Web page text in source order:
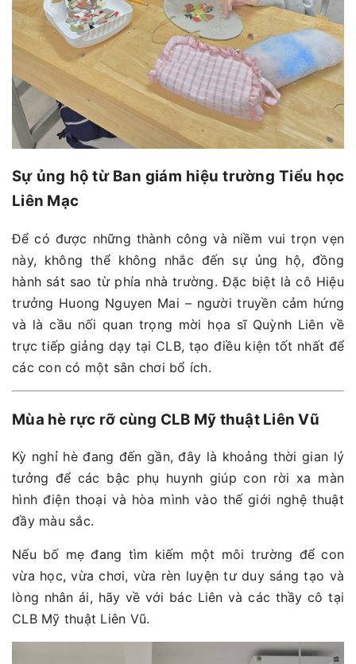
Sự ủng hộ từ Ban giám hiệu trường Tiểu học
Liên Mạc
Để có được những thành công và niềm vui trọn vẹn
này, không thể không nhắc đến sự ủng hộ, đồng
hành sát sao từ phía nhà trường. Đặc biệt là cô Hiệu
trưởng Huong Nguyen Mai – người truyền cảm hứng
và là cầu nối quan trọng mời họa sĩ Quỳnh Liên về
trực tiếp giảng dạy tại CLB, tạo điều kiện tốt nhất để
các con có một sân chơi bổ ích.
Mùa hè rực rỡ cùng CLB Mỹ thuật Liên Vũ
Kỳ nghỉ hè đang đến gần, đây là khoảng thời gian lý
tưởng để các bậc phụ huynh giúp con rời xa màn
hình điện thoại và hòa mình vào thế giới nghệ thuật
đầy màu sắc.
Nếu bố mẹ đang tìm kiếm một môi trường để con
vừa học, vừa chơi, vừa rèn luyện tư duy sáng tạo và
lòng nhân ái, hãy về với bác Liên và các thầy cô tại
CLB Mỹ thuật Liên Vũ.